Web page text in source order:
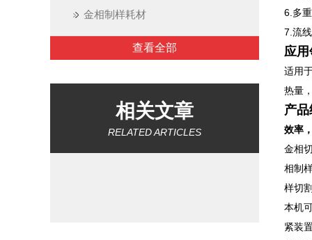
金相制样耗材
查看全部
相关文章
RELATED ARTICLES
6.多
7.流
应用
适用
热量
产
效率
金相
相制
样切
本机
紧装